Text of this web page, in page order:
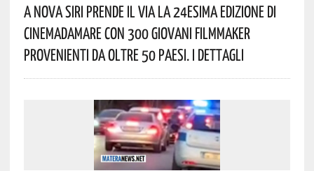
A Nova Siri Prende Il Via La 24esima Edizione Di
Cinemadamare Con 300 Giovani Filmmaker
Provenienti Da Oltre 50 Paesi. I Dettagli